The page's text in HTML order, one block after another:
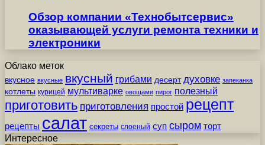
Обзор компании «Технобытсервис»
оказывающей услуги ремонта техники и
электроники
Облако меток
вкусное вкусные вкусный грибами десерт духовке запеканка
котлеты курицей мультиварке овощами пирог полезный
приготовить приготовления простой рецепт
рецепты салат секреты слоеный суп сыром торт
Интересное